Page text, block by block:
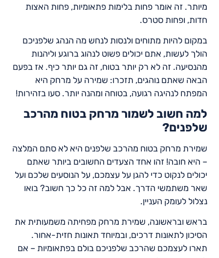
מיותר. זה אומר פחות בלימות פתאומיות, פחות האצות
חדות, ופחות סטרס.
במקום להיות מתוחים ולנסות לנחש מה הנהג שלפניכם
הולך לעשות, אתם יכולים פשוט לנהוג ברוגע וליהנות
מהנסיעה. זה לא רק יותר בטוח, זה גם יותר כיף. אז בפעם
הבאה שאתם נוהגים, תזכרו: שמירה על מרחק היא
המפתח לנהיגה רגועה, בטוחה ומהנה יותר. סעו בזהירות!
למה חשוב לשמור מרחק בטוח מהרכב
שלפנים?
שמירת מרחק בטוח מהרכב שלפנים היא לא סתם המלצה
– היא חובה! זהו אחד הצעדים החשובים ביותר שאתם
יכולים לנקוט כדי להגן על עצמכם, על הנוסעים שלכם ועל
שאר משתמשי הדרך. אבל למה זה כל כך חשוב? בואו
נצלול לעומק העניין.
בראש ובראשונה, שמירת מרחק מפחיתה משמעותית את
הסיכון לתאונות דרכים, ובמיוחד תאונות חזית-אחור.
תארו לעצמכם שהרכב שלפניכם בולם בפתאומיות – אם